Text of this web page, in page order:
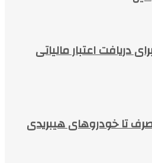
دریافت اعتبار مالیاتی
تا خودروهای هیبریدی